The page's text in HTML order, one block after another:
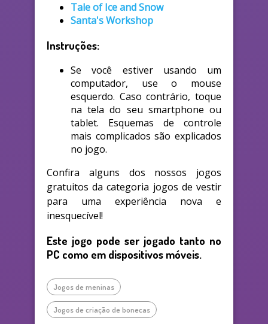
Tale of Ice and Snow
Santa's Workshop
Instruções:
Se você estiver usando um
computador, use o mouse
esquerdo. Caso contrário, toque
na tela do seu smartphone ou
tablet. Esquemas de controle
mais complicados são explicados
no jogo.
Confira alguns dos nossos jogos
gratuitos da categoria jogos de vestir
para uma experiência nova e
inesquecível!
Este jogo pode ser jogado tanto no
PC como em dispositivos móveis.
Jogos de meninas
Jogos de criação de bonecas